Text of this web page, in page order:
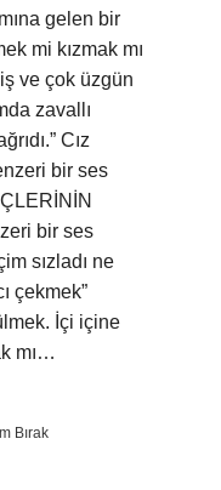
gelen bir
mi kızmak mı
ve çok üzgün
zavallı
Cız
bir ses
bir ses
sızladı ne
çekmek”
İçi içine
mı…
Bırak